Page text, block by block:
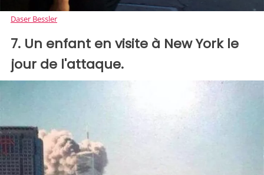
Daser Bessler
7. Un enfant en visite à New York le
jour de l'attaque.